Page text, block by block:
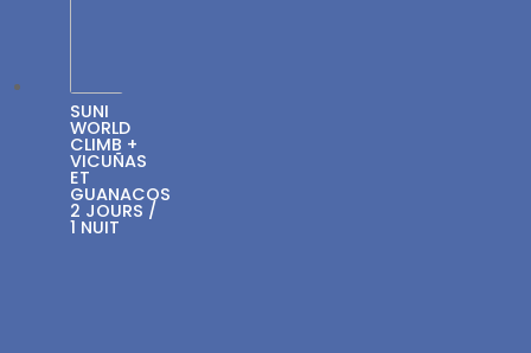
SUNI
WORLD
CLIMB +
VICUÑAS
ET
GUANACOS
2 JOURS /
1 NUIT